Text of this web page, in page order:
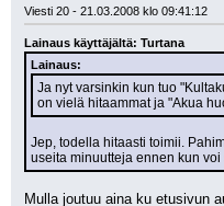
Viesti 20 - 21.03.2008 klo 09:41:12
Lainaus käyttäjältä: Turtana
Lainaus:
Ja nyt varsinkin kun tuo
on vielä hitaammat ja "Akua
Jep, todella hitaasti toimii.
useita minuutteja ennen kun
Mulla joutuu aina ku etusivun